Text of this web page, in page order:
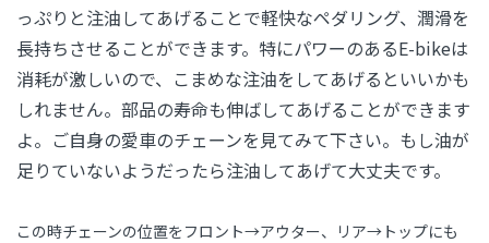
っぷりと注油してあげることで軽快なペダリング、潤滑を
長持ちさせることができます。特にパワーのあるE-bikeは
消耗が激しいので、こまめな注油をしてあげるといいかも
しれません。部品の寿命も伸ばしてあげることができます
よ。ご自身の愛車のチェーンを見てみて下さい。もし油が
足りていないようだったら注油してあげて大丈夫です。
この時チェーンの位置をフロント→アウター、リア→トップにも